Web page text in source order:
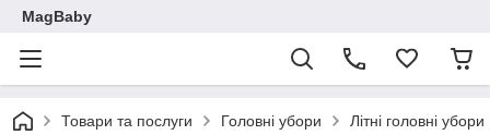
MagBaby
Товари та послуги Головні убори Літні головні убори